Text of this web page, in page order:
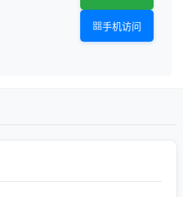
手机访问